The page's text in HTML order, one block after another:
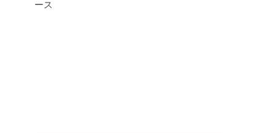
ース